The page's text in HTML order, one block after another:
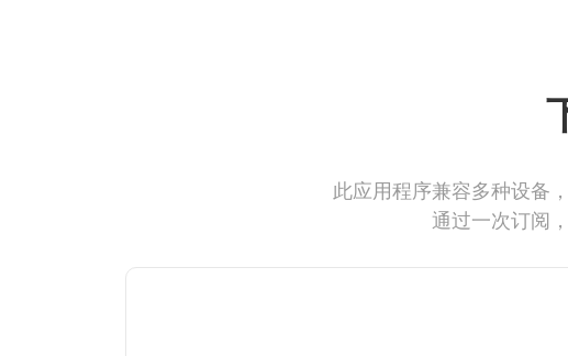
此应用程序兼容多种设备
通过一次订阅